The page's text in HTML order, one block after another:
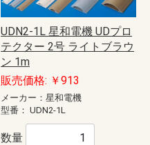
UDN2-1L 星和電機 UDプロ
テクター 2号 ライトブラウ
ン 1m
販売価格: ￥913
メーカー：星和電機
型番： UDN2-1L
数量